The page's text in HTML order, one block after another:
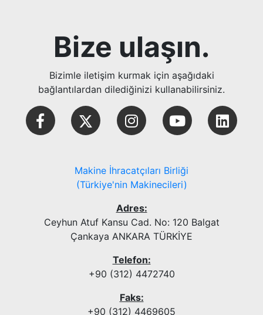
Bize ulaşın.
Bizimle iletişim kurmak için aşağıdaki
bağlantılardan dilediğinizi kullanabilirsiniz.
Makine İhracatçıları Birliği
(Türkiye'nin Makinecileri)
Adres:
Ceyhun Atuf Kansu Cad. No: 120 Balgat
Çankaya ANKARA TÜRKİYE
Telefon:
+90 (312) 4472740
Faks:
+90 (312) 4469605